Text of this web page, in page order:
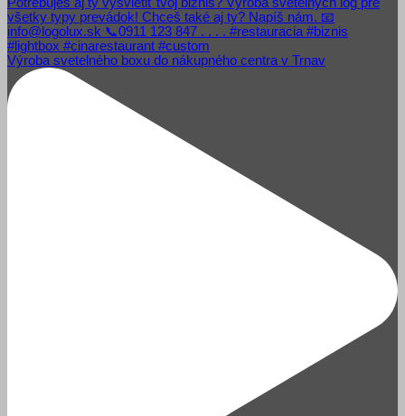
Výroba svetelného boxu do nákupného centra v Trnav